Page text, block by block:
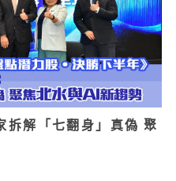
拆解「七翻身」真偽 聚